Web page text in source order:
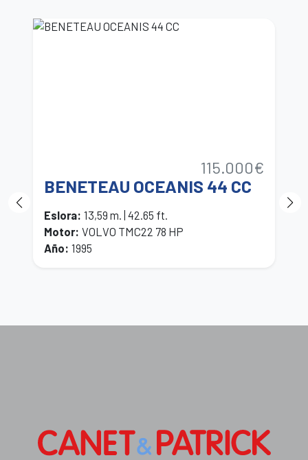
115.000€
BENETEAU OCEANIS 44 CC
Eslora: 13,59 m. | 42.65 ft.
Motor: VOLVO TMC22 78 HP
Año: 1995